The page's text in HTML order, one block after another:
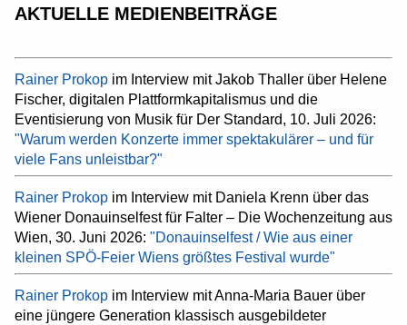
AKTUELLE MEDIENBEITRÄGE
Rainer Prokop im Interview mit Jakob Thaller über Helene
Fischer, digitalen Plattformkapitalismus und die
Eventisierung von Musik für Der Standard, 10. Juli 2026:
"Warum werden Konzerte immer spektakulärer – und für
viele Fans unleistbar?"
Rainer Prokop im Interview mit Daniela Krenn über das
Wiener Donauinselfest für Falter – Die Wochenzeitung aus
Wien, 30. Juni 2026: "Donauinselfest / Wie aus einer
kleinen SPÖ-Feier Wiens größtes Festival wurde"
Rainer Prokop im Interview mit Anna-Maria Bauer über
eine jüngere Generation klassisch ausgebildeter